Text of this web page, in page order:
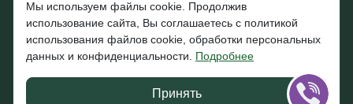
4.7★★★★★
★★★★★
Мы используем файлы cookie. Продолжив
использование сайта, Вы соглашаетесь с политикой
использования файлов cookie, обработки персональных
данных и конфиденциальности.
Подробнее
Принять